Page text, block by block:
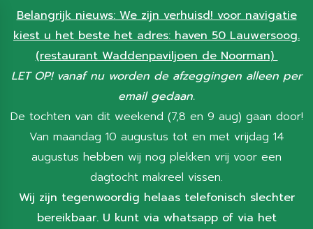
Belangrijk nieuws: We zijn verhuisd! voor navigatie
kiest u het beste het adres: haven 50 Lauwersoog.
(restaurant Waddenpaviljoen de Noorman)
LET OP! vanaf nu worden de afzeggingen alleen per
email gedaan.
De tochten van dit weekend (7,8 en 9 aug) gaan door!
Van maandag 10 augustus tot en met vrijdag 14
augustus hebben wij nog plekken vrij voor een
dagtocht makreel vissen.
Wij zijn tegenwoordig helaas telefonisch slechter
bereikbaar. U kunt via whatsapp of via het